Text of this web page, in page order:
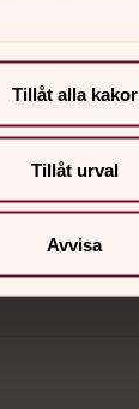
Tillåt alla kakor
Tillåt urval
Avvisa